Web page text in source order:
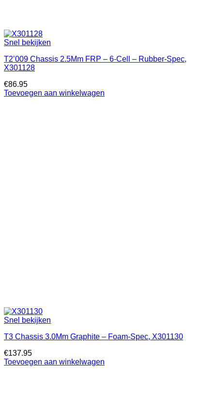
Snel bekijken
T2’009 Chassis 2.5Mm FRP – 6-Cell – Rubber-Spec,
X301128
€86.95
Toevoegen aan winkelwagen
Snel bekijken
T3 Chassis 3.0Mm Graphite – Foam-Spec, X301130
€137.95
Toevoegen aan winkelwagen